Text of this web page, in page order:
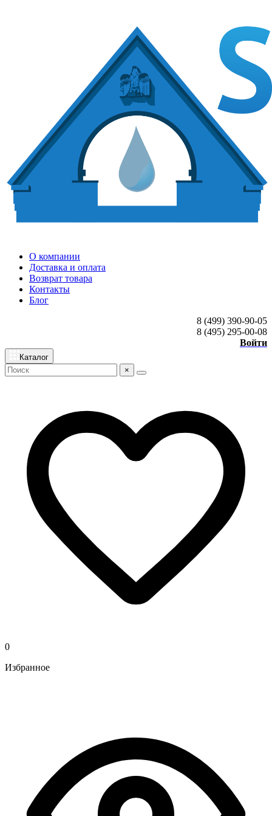
О компании
Доставка и оплата
Возврат товара
Контакты
Блог
8 (499) 390-90-05
8 (495) 295-00-08
Войти
Каталог
×
0
Избранное